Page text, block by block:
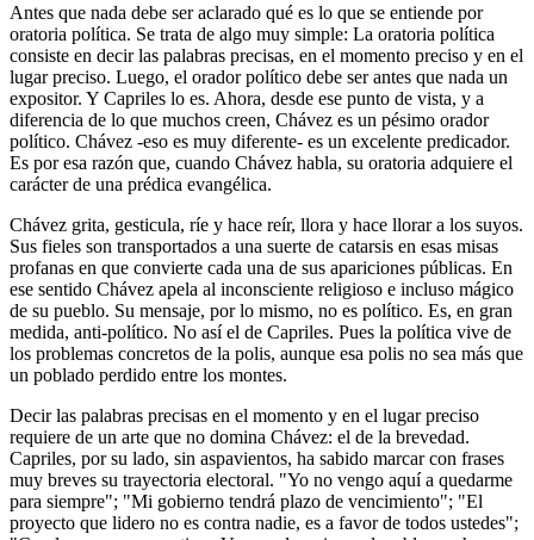
Antes que nada debe ser aclarado qué es lo que se entiende por
oratoria política. Se trata de algo muy simple: La oratoria política
consiste en decir las palabras precisas, en el momento preciso y en el
lugar preciso. Luego, el orador político debe ser antes que nada un
expositor. Y Capriles lo es. Ahora, desde ese punto de vista, y a
diferencia de lo que muchos creen, Chávez es un pésimo orador
político. Chávez -eso es muy diferente- es un excelente predicador.
Es por esa razón que, cuando Chávez habla, su oratoria adquiere el
carácter de una prédica evangélica.
Chávez grita, gesticula, ríe y hace reír, llora y hace llorar a los suyos.
Sus fieles son transportados a una suerte de catarsis en esas misas
profanas en que convierte cada una de sus apariciones públicas. En
ese sentido Chávez apela al inconsciente religioso e incluso mágico
de su pueblo. Su mensaje, por lo mismo, no es político. Es, en gran
medida, anti-político. No así el de Capriles. Pues la política vive de
los problemas concretos de la polis, aunque esa polis no sea más que
un poblado perdido entre los montes.
Decir las palabras precisas en el momento y en el lugar preciso
requiere de un arte que no domina Chávez: el de la brevedad.
Capriles, por su lado, sin aspavientos, ha sabido marcar con frases
muy breves su trayectoria electoral. "Yo no vengo aquí a quedarme
para siempre"; "Mi gobierno tendrá plazo de vencimiento"; "El
proyecto que lidero no es contra nadie, es a favor de todos ustedes";